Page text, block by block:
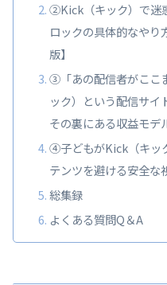
②Kick（キック）で迷
ロックの具体的なや
版】
③「あの配信者がここ
ック）という配信サイ
その裏にある収益モデ
④子どもがKick（キッ
テンツを避ける安全な
総集録
よくある質問Q＆A